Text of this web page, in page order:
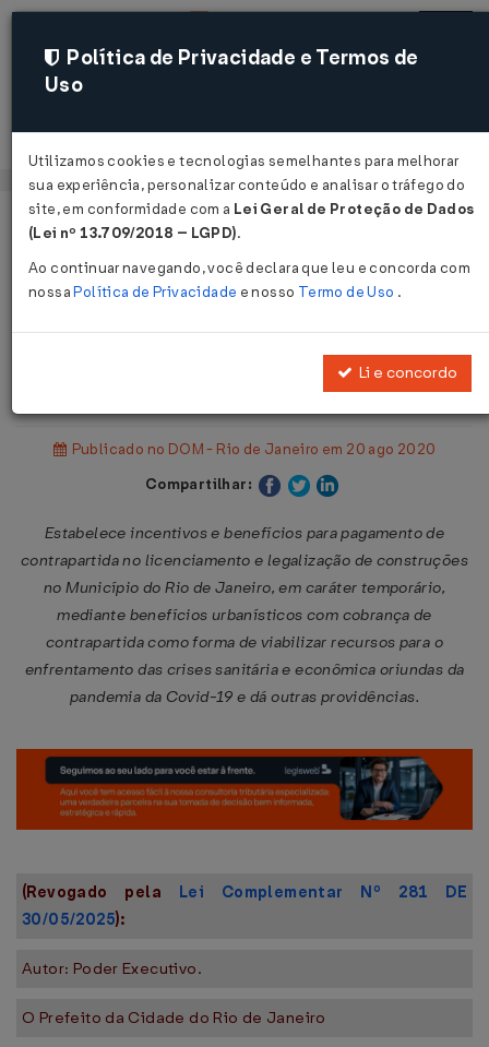
Acessar
Página Inicial
Legislações
Lei Complementar Nº 219 DE
Publicado no DOM - Rio de Janeiro em 20 ago 2020
Compartilhar:
Estabelece incentivos e benefícios para pagamento de
contrapartida no licenciamento e legalização de construções
no Município do Rio de Janeiro, em caráter temporário,
mediante benefícios urbanísticos com cobrança de
contrapartida como forma de viabilizar recursos para o
enfrentamento das crises sanitária e econômica oriundas da
pandemia da Covid-19 e dá outras providências.
(Revogado pela Lei Complementar Nº 281 DE
30/05/2025):
Autor: Poder Executivo.
O Prefeito da Cidade do Rio de Janeiro
Política de Privacidade e Termos de
Uso
Utilizamos cookies e tecnologias semelhantes para melhorar
sua experiência, personalizar conteúdo e analisar o tráfego do
site, em conformidade com a Lei Geral de Proteção de Dados
(Lei nº 13.709/2018 – LGPD).
Ao continuar navegando, você declara que leu e concorda com
nossaPolítica de Privacidade e nosso Termo de Uso .
Li e concordo